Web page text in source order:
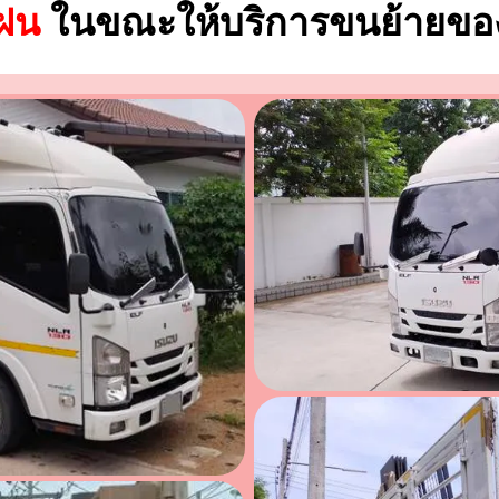
นในขณะให้บริการขนย้ายขอ